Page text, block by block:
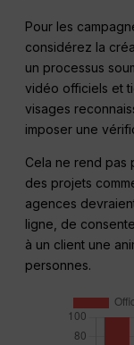
Pour les
considérez la
un processus
vidéo officiels et
visages
imposer une
Cela ne rend pas
des projets
agences
ligne, de
à un client une
personnes.